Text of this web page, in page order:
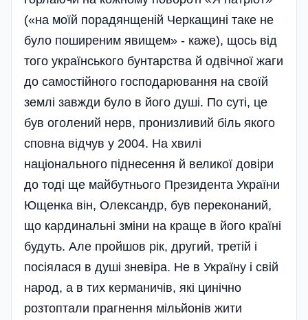
(«на моїй порадянщеній Черкащині таке не
було поширеним явищем» - каже), щось від
того українського бунтарства й одві­чної жаги
до самостійного господарювання на своїй
землі завжди було в його душі. По суті, це
був оголений нерв, пронизливий біль якого
сповна відчув у 2004. На хвилі
національного піднесення й великої довіри
до тоді ще майбутнього Президента України
Ющенка він, Олександр, був переконаний,
що кардинальні зміни на краще в його країні
будуть. Але пройшов рік, другий, третій і
посіялася в душі зневіра. Не в Україну і свій
народ, а в тих керманичів, які цинічно
розтоптали прагнення мільйонів жити